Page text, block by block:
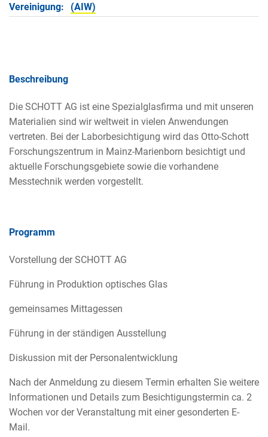
Vereinigung:
(AIW)
Beschreibung
Die SCHOTT AG ist eine Spezialglasfirma und mit unseren
Materialien sind wir weltweit in vielen Anwendungen
vertreten. Bei der Laborbesichtigung wird das Otto-Schott
Forschungszentrum in Mainz-Marienborn besichtigt und
aktuelle Forschungsgebiete sowie die vorhandene
Messtechnik werden vorgestellt.
Programm
Vorstellung der SCHOTT AG
Führung in Produktion optisches Glas
gemeinsames Mittagessen
Führung in der ständigen Ausstellung
Diskussion mit der Personalentwicklung
Nach der Anmeldung zu diesem Termin erhalten Sie weitere
Informationen und Details zum Besichtigungstermin ca. 2
Wochen vor der Veranstaltung mit einer gesonderten E-
Mail.